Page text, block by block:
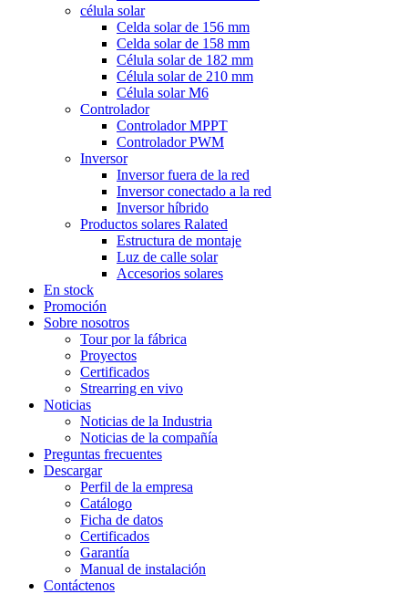
célula solar
Celda solar de 156 mm
Celda solar de 158 mm
Célula solar de 182 mm
Célula solar de 210 mm
Célula solar M6
Controlador
Controlador MPPT
Controlador PWM
Inversor
Inversor fuera de la red
Inversor conectado a la red
Inversor híbrido
Productos solares Ralated
Estructura de montaje
Luz de calle solar
Accesorios solares
En stock
Promoción
Sobre nosotros
Tour por la fábrica
Proyectos
Certificados
Strearring en vivo
Noticias
Noticias de la Industria
Noticias de la compañía
Preguntas frecuentes
Descargar
Perfil de la empresa
Catálogo
Ficha de datos
Certificados
Garantía
Manual de instalación
Contáctenos